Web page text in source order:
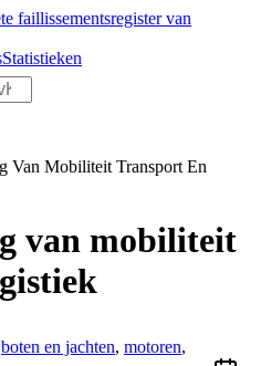
faillissementsregister van
Statistieken
Van Mobiliteit Transport En
van mobiliteit
boten en jachten, motoren,